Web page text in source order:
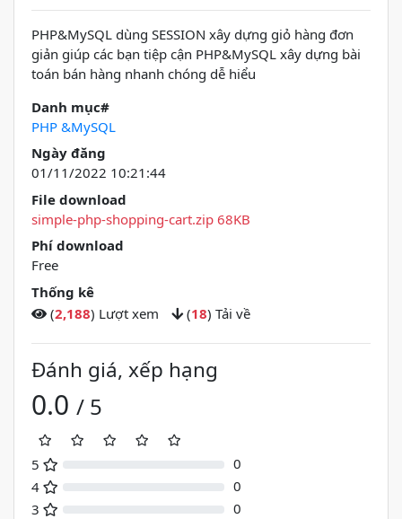
PHP&MySQL dùng SESSION xây dựng giỏ hàng đơn
giản giúp các bạn tiệp cận PHP&MySQL xây dựng bài
toán bán hàng nhanh chóng dễ hiểu
Danh mục#
PHP &MySQL
Ngày đăng
01/11/2022 10:21:44
File download
simple-php-shopping-cart.zip 68KB
Phí download
Free
Thống kê
(2,188) Lượt xem (18) Tải về
Đánh giá, xếp hạng
0.0 / 5
5
0
4
0
3
0